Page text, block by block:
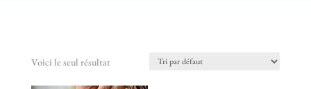
Voici le seul résultat